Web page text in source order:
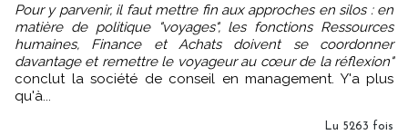
Pour y parvenir, il faut mettre fin aux approches en silos : en
matière de politique "voyages", les fonctions Ressources
humaines, Finance et Achats doivent se coordonner
davantage et remettre le voyageur au cœur de la réflexion"
conclut la société de conseil en management. Y'a plus
qu'à...
Lu 5263 fois